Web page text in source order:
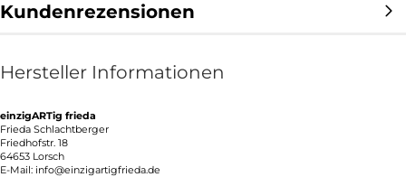
Kundenrezensionen
Hersteller Informationen
einzigARTig frieda
Frieda Schlachtberger
Friedhofstr. 18
64653 Lorsch
E-Mail: info@einzigartigfrieda.de